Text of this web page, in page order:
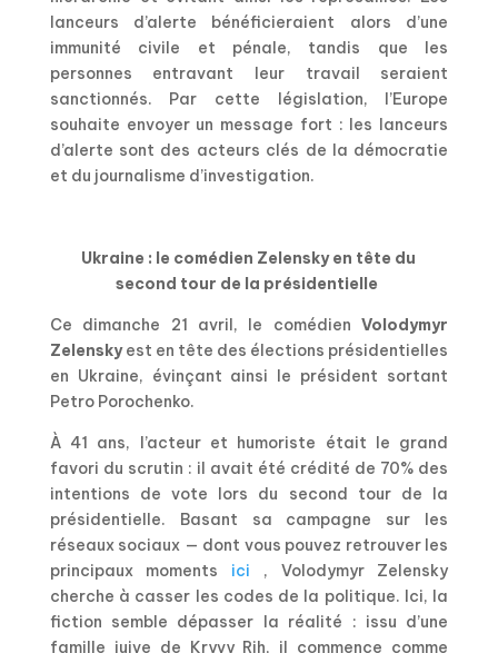
lanceurs d’alerte bénéficieraient alors d’une
immunité civile et pénale, tandis que les
personnes entravant leur travail seraient
sanctionnés. Par cette législation, l’Europe
souhaite envoyer un message fort : les lanceurs
d’alerte sont des acteurs clés de la démocratie
et du journalisme d’investigation.
Ukraine : le comédien Zelensky en tête du
second tour de la présidentielle
Ce dimanche 21 avril, le comédienVolodymyr
Zelenskyest en tête des élections présidentielles
en Ukraine, évinçant ainsi le président sortant
Petro Porochenko.
À 41 ans, l’acteur et humoriste était le grand
favori du scrutin : il avait été crédité de 70% des
intentions de vote lors du second tour de la
présidentielle. Basant sa campagne sur les
réseaux sociaux — dont vous pouvez retrouver les
principaux moments ici , Volodymyr Zelensky
cherche à casser les codes de la politique. Ici, la
fiction semble dépasser la réalité : issu d’une
famille juive de Kryvy Rih, il commence comme